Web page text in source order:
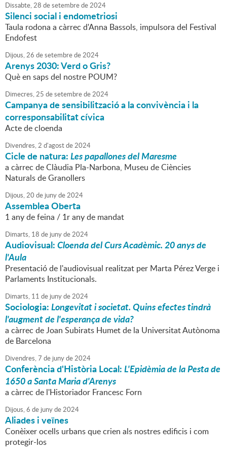
Dissabte,28 desetembrede2024
Silenci social i endometriosi
Taula rodona a càrrec d'Anna Bassols, impulsora del Festival
Endofest
Dijous,26 desetembrede2024
Arenys 2030: Verd o Gris?
Què en saps del nostre POUM?
Dimecres,25 desetembrede2024
Campanya de sensibilització a la convivència i la
corresponsabilitat cívica
Acte de cloenda
Divendres,2 d'agostde2024
Cicle de natura:Les papallones del Maresme
a càrrec de Clàudia Pla-Narbona, Museu de Ciències
Naturals de Granollers
Dijous,20 de junyde2024
Assemblea Oberta
1 any de feina / 1r any de mandat
Dimarts, 18 de junyde2024
Audiovisual:Cloenda del Curs Acadèmic. 20 anys de
l'Aula
Presentació de l'audiovisual realitzat per Marta Pérez Verge i
Parlaments Institucionals.
Dimarts, 11 de junyde2024
Sociologia:Longevitat i societat. Quins efectes tindrà
l'augment de l'esperança de vida?
a càrrec de Joan Subirats Humet de la Universitat Autònoma
de Barcelona
Divendres,7 de junyde2024
Conferència d'Història Local:L'Epidèmia de la Pesta de
1650 a Santa Maria d'Arenys
a càrrec de l'Historiador Francesc Forn
Dijous,6 de junyde2024
Aliades i veïnes
Conèixer ocells urbans que crien als nostres edificis i com
protegir-los